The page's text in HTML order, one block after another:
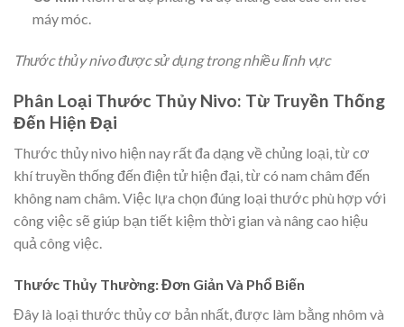
máy móc.
Thước thủy nivo được sử dụng trong nhiều lĩnh vực
Phân Loại Thước Thủy Nivo: Từ Truyền Thống
Đến Hiện Đại
Thước thủy nivo hiện nay rất đa dạng về chủng loại, từ cơ
khí truyền thống đến điện tử hiện đại, từ có nam châm đến
không nam châm. Việc lựa chọn đúng loại thước phù hợp với
công việc sẽ giúp bạn tiết kiệm thời gian và nâng cao hiệu
quả công việc.
Thước Thủy Thường: Đơn Giản Và Phổ Biến
Đây là loại thước thủy cơ bản nhất, được làm bằng nhôm và